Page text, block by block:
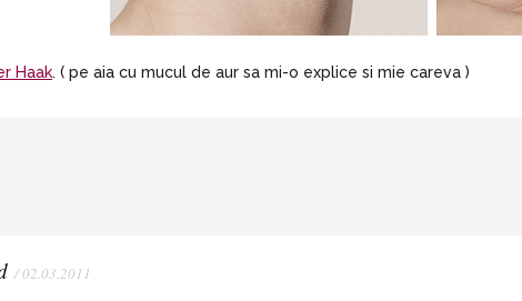
Haak. ( pe aia cu mucul de aur sa mi-o explice si mie careva )
/ 02.03.2011